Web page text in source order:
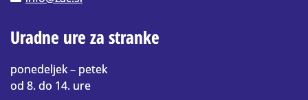
Uradne ure za stranke
ponedeljek – petek
od 8. do 14. ure